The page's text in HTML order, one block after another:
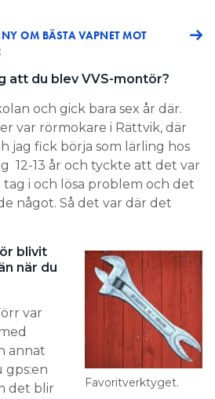
OM BÄSTA VAPNET MOT
att du blev VVS-montör?
och gick bara sex år där.
var rörmokare i Rättvik, där
jag fick börja som lärling hos
12-13 år och tyckte att det var
i och lösa problem och det
något. Så det var där det
Favoritverktyget.
blivit
när du
var
annat
gps:en
det blir